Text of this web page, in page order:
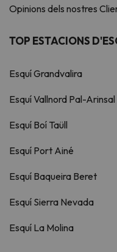
Opinions dels nostres
TOP ESTACIONS
Esquí Grandvalira
Esquí Vallnord Pal-Arinsal
Esquí Boí Taüll
Esquí Port Ainé
Esquí Baqueira Beret
Esquí Sierra Nevada
Esquí La Molina